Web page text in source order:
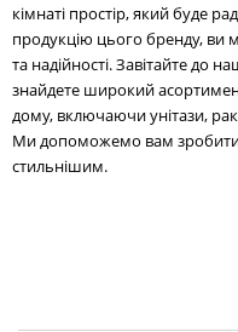
кімнаті простір, який буде
продукцію цього бренду, ви
та надійності. Завітайте до
знайдете широкий
дому, включаючи унітази,
Ми допоможемо вам
стильнішим.